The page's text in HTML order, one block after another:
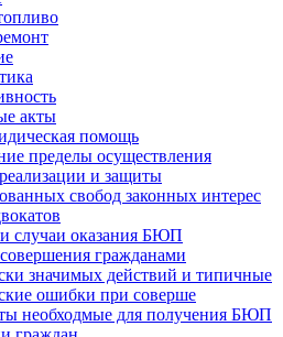
акты
помощь
пределы осуществления
и защиты
свобод законных интерес
случаи оказания БЮП
гражданами
значимых действий и типичные
ошибки при соверше
необходмые для получения БЮП